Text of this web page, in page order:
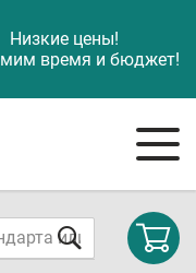
Низкие цены!
время и бюджет!